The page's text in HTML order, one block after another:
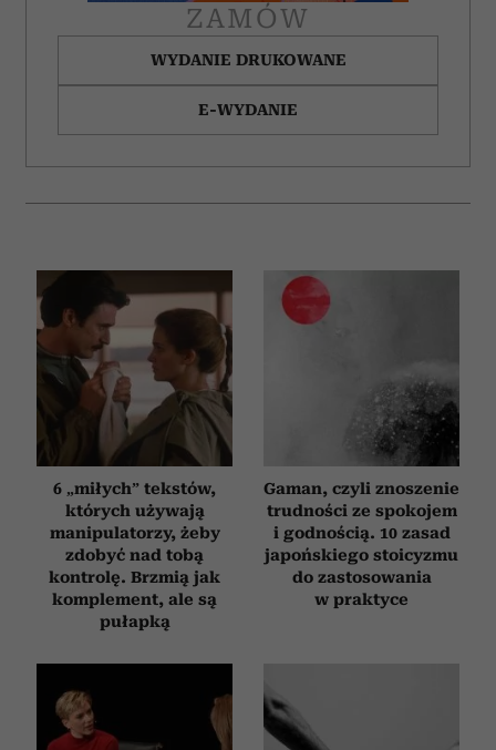
ZAMÓW
WYDANIE DRUKOWANE
E-WYDANIE
6 „miłych” tekstów,
których używają
manipulatorzy, żeby
zdobyć nad tobą
kontrolę. Brzmią jak
komplement, ale są
pułapką
Gaman, czyli znoszenie
trudności ze spokojem
i godnością. 10 zasad
japońskiego stoicyzmu
do zastosowania
w praktyce